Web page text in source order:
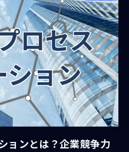
ョンとは？企業競争力